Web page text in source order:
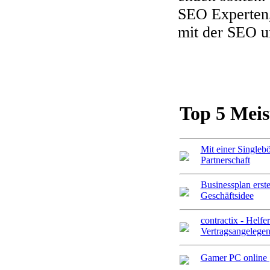
SEO
mit der SEO
Top 5
Mit einer
Partnerschaft
Businessplan
Geschäftsidee
contractix -
Gamer PC online